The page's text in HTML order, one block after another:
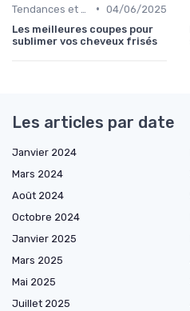
• 04/06/2025
Les meilleures coupes pour
sublimer vos cheveux frisés
Les articles par date
Janvier 2024
Mars 2024
Août 2024
Octobre 2024
Janvier 2025
Mars 2025
Mai 2025
Juillet 2025